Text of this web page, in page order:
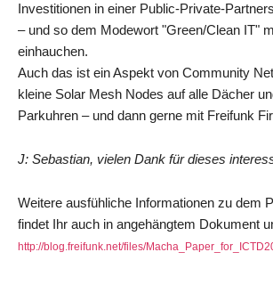
Investitionen in einer Public-Private-
– und so dem Modewort "Green/Clean IT"
einhauchen.
Auch das ist ein Aspekt von Community
kleine Solar Mesh Nodes auf alle Dächer
Parkuhren – und dann gerne mit Freifunk
J: Sebastian, vielen Dank für dieses
Weitere ausfühliche Informationen zu dem
findet Ihr auch in angehängtem Dokument
http://blog.freifunk.net/files/